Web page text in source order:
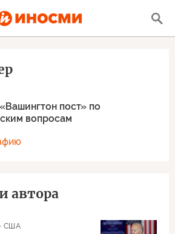
пост» по
вопросам
автора
США